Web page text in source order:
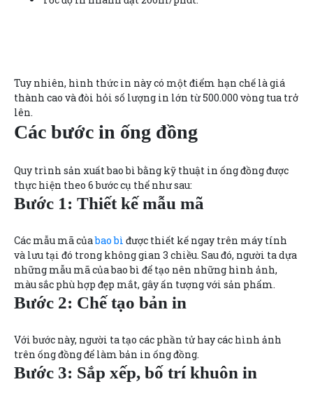
Tuy nhiên, hình thức in này có một điểm hạn chế là giá
thành cao và đòi hỏi số lượng in lớn từ 500.000 vòng tua trở
lên.
Các bước in ống đồng
Quy trình sản xuất bao bì bằng kỹ thuật in ống đồng được
thực hiện theo 6 bước cụ thể như sau:
Bước 1: Thiết kế mẫu mã
Các mẫu mã củabao bì được thiết kế ngay trên máy tính
và lưu tại đó trong không gian 3 chiều. Sau đó, người ta dựa
những mẫu mã của bao bì để tạo nên những hình ảnh,
màu sắc phù hợp đẹp mắt, gây ấn tượng với sản phẩm.
Bước 2: Chế tạo bản in
Với bước này, người ta tạo các phần tử hay các hình ảnh
trên ống đồng để làm bản in ống đồng.
Bước 3: Sắp xếp, bố trí khuôn in